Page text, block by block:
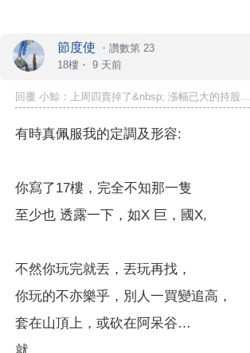
節度使 ・ 讚數第 23
18樓・ 9 天前
回覆 小鯨：上周四賣掉了&nbsp; 漲幅已大的持股...
有時真佩服我的定調及形容:
你寫了17樓，完全不知那一隻
至少也 透露一下，如X 巨，國X,
不然你玩完就丟，丟玩再找，
你玩的不亦樂乎，別人一買變追高，
套在山頂上，或砍在阿呆谷…